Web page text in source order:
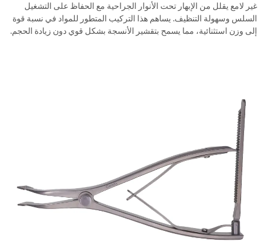
غير لامع يقلل من الإبهار تحت الأنوار الجراحية مع الحفاظ على التشغيل
السلس وسهولة التنظيف. يساهم هذا التركيب المتطور للمواد في نسبة قوة
إلى وزن استثنائية، مما يسمح بتقشير الأنسجة بشكل قوي دون زيادة الحجم.